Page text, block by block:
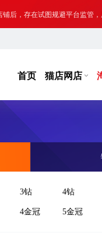
转让与经营,我司温馨提示,请
首页 猫店网店
3钻 4钻
4金冠 5金冠